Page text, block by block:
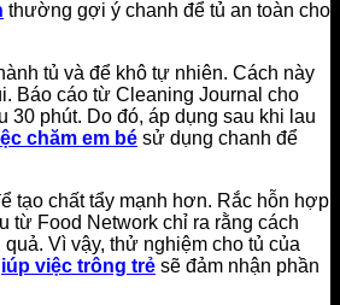
thường gợi ý chanh để tủ an toàn cho
tủ và để khô tự nhiên. Cách này
Báo cáo từ Cleaning Journal cho
30 phút. Do đó, áp dụng sau khi lau
chăm em bé sử dụng chanh để
tạo chất tẩy mạnh hơn. Rắc hỗn hợp
từ Food Network chỉ ra rằng cách
Vì vậy, thử nghiệm cho tủ của
việc trông trẻ sẽ đảm nhận phần